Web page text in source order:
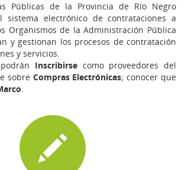
Públicas de la Provincia de Río Negro
sistema electrónico de contrataciones a
Organismos de la Administración Pública
y gestionan los procesos de contratación
y servicios.
Inscribirsecomo proveedores del
sobre Compras Electrónicas; conocer que
.